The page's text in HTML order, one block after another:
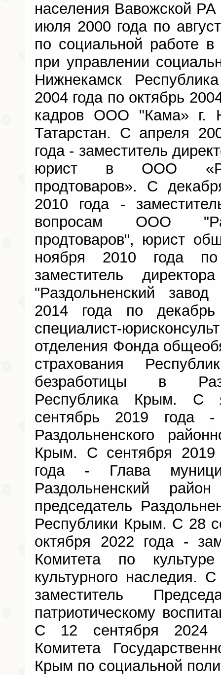
населения Вавожской
июля 2000 года по
по социальной работе
при управлении
Нижнекамск
2004 года по октябрь
кадров ООО "Кама» г.
Татарстан. С апреля
года - заместитель
юрист в ООО
продтоваров». С
2010 года -
вопросам ООО
продтоваров", юрист
ноября 2010 года
заместитель
"Раздольненский
2014 года по
специалист-
отделения Фонда
страхования
безработицы в
Республика Крым. С
сентябрь 2019 года
Раздольненского
Крым. С сентября 2019
года - Глава
Раздольненский
председатель
Республики Крым. С 28
октября 2022 года -
Комитета по
культурного наследия.
заместитель
патриотическому
С 12 сентября 2024
Комитета
Крым по социальной